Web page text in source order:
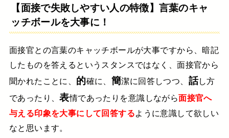
【面接で失敗しやすい人の特徴】言葉のキャ
ッチボールを大事に！
面接官との言葉のキャッチボールが大事ですから、暗記
したものを答えるというスタンスではなく、面接官から
聞かれたことに、 的確に、 簡潔に回答しつつ、 話し方
であったり、表情であったりを意識しながら面接官へ
与える印象を大事にして回答するように意識して欲しい
なと思います。